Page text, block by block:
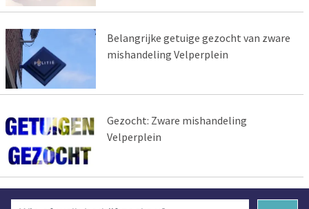
Belangrijke getuige gezocht van zware
mishandeling Velperplein
Gezocht: Zware mishandeling
Velperplein